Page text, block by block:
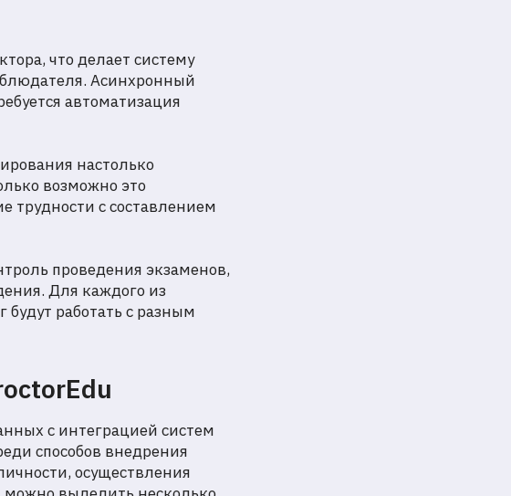
что делает систему
Асинхронный
автоматизация
настолько
возможно это
трудности с составлением
проведения экзаменов,
Для каждого из
работать с разным
с интеграцией систем
способов внедрения
осуществления